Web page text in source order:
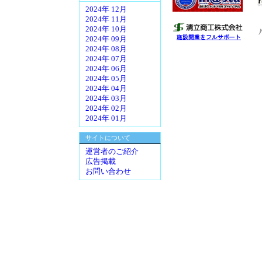
2024年 12月
2024年 11月
2024年 10月
2024年 09月
2024年 08月
2024年 07月
2024年 06月
2024年 05月
2024年 04月
2024年 03月
2024年 02月
2024年 01月
サイトについて
運営者のご紹介
広告掲載
お問い合わせ